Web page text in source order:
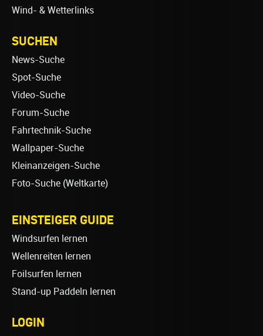
Wind- & Wetterlinks
SUCHEN
News-Suche
Spot-Suche
Video-Suche
Forum-Suche
Fahrtechnik-Suche
Wallpaper-Suche
Kleinanzeigen-Suche
Foto-Suche (Weltkarte)
EINSTEIGER GUIDE
Windsurfen lernen
Wellenreiten lernen
Foilsurfen lernen
Stand-up Paddeln lernen
LOGIN